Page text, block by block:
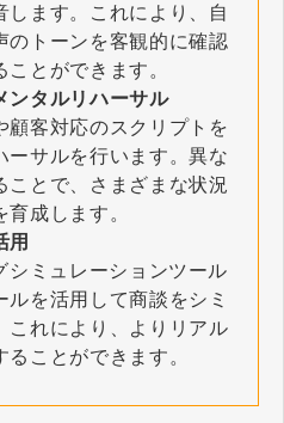
します。これにより、自
のトーンを客観的に確認
とができます。
ンタルリハーサル
顧客対応のスクリプトを
ーサルを行います。異な
ことで、さまざまな状況
成します。
用
シミュレーションツール
を活用して商談をシミ
これにより、よりリアル
ことができます。